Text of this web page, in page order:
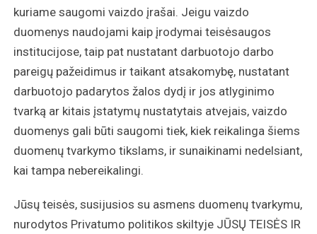
kuriame saugomi vaizdo įrašai. Jeigu vaizdo
duomenys naudojami kaip įrodymai teisėsaugos
institucijose, taip pat nustatant darbuotojo darbo
pareigų pažeidimus ir taikant atsakomybę, nustatant
darbuotojo padarytos žalos dydį ir jos atlyginimo
tvarką ar kitais įstatymų nustatytais atvejais, vaizdo
duomenys gali būti saugomi tiek, kiek reikalinga šiems
duomenų tvarkymo tikslams, ir sunaikinami nedelsiant,
kai tampa nebereikalingi.
Jūsų teisės, susijusios su asmens duomenų tvarkymu,
nurodytos Privatumo politikos skiltyje JŪSŲ TEISĖS IR